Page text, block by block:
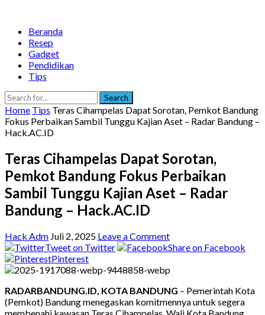
Beranda
Resep
Gadget
Pendidikan
Tips
Search
Home Tips Teras Cihampelas Dapat Sorotan, Pemkot Bandung
Fokus Perbaikan Sambil Tunggu Kajian Aset – Radar Bandung –
Hack.AC.ID
Teras Cihampelas Dapat Sorotan,
Pemkot Bandung Fokus Perbaikan
Sambil Tunggu Kajian Aset – Radar
Bandung – Hack.AC.ID
Hack Adm Juli 2, 2025 Leave a Comment
Tweet on Twitter
Share on Facebook
Pinterest
RADARBANDUNG.ID, KOTA BANDUNG – Pemerintah Kota
(Pemkot) Bandung menegaskan komitmennya untuk segera